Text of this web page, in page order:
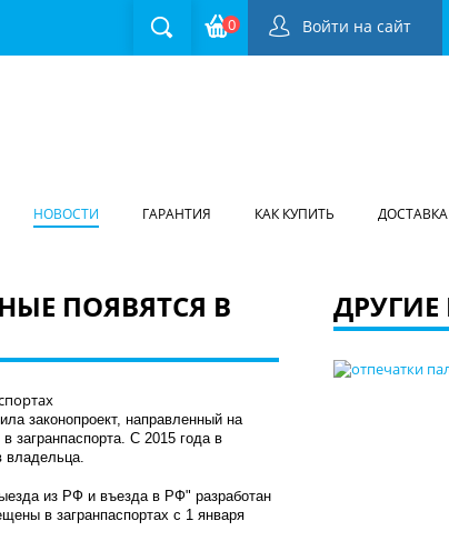
0 Войти на сайт
НОВОСТИ ГАРАНТИЯ КАК КУПИТЬ ДОСТАВКА
ПОЯВЯТСЯ В
законопроект, направленный на
загранпаспорта. С 2015 года в
владельца.
из РФ и въезда в РФ" разработан
в загранпаспортах с 1 января